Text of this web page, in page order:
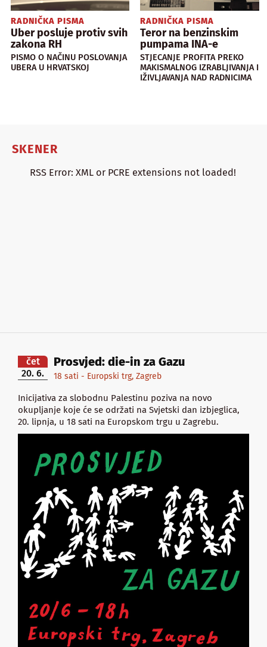
RADNIČKA PISMA
Uber posluje protiv svih
zakona RH
PISMO O NAČINU POSLOVANJA
UBERA U HRVATSKOJ
RADNIČKA PISMA
Teror na benzinskim
pumpama INA-e
STJECANJE PROFITA PREKO
MAKISMALNOG IZRABLJIVANJA I
IŽIVLJAVANJA NAD RADNICIMA
SKENER
RSS Error: XML or PCRE extensions not loaded!
čet
20. 6.
Prosvjed: die-in za Gazu
18 sati - Europski trg, Zagreb
Inicijativa za slobodnu Palestinu poziva na novo
okupljanje koje će se održati na Svjetski dan izbjeglica,
20. lipnja, u 18 sati na Europskom trgu u Zagrebu.